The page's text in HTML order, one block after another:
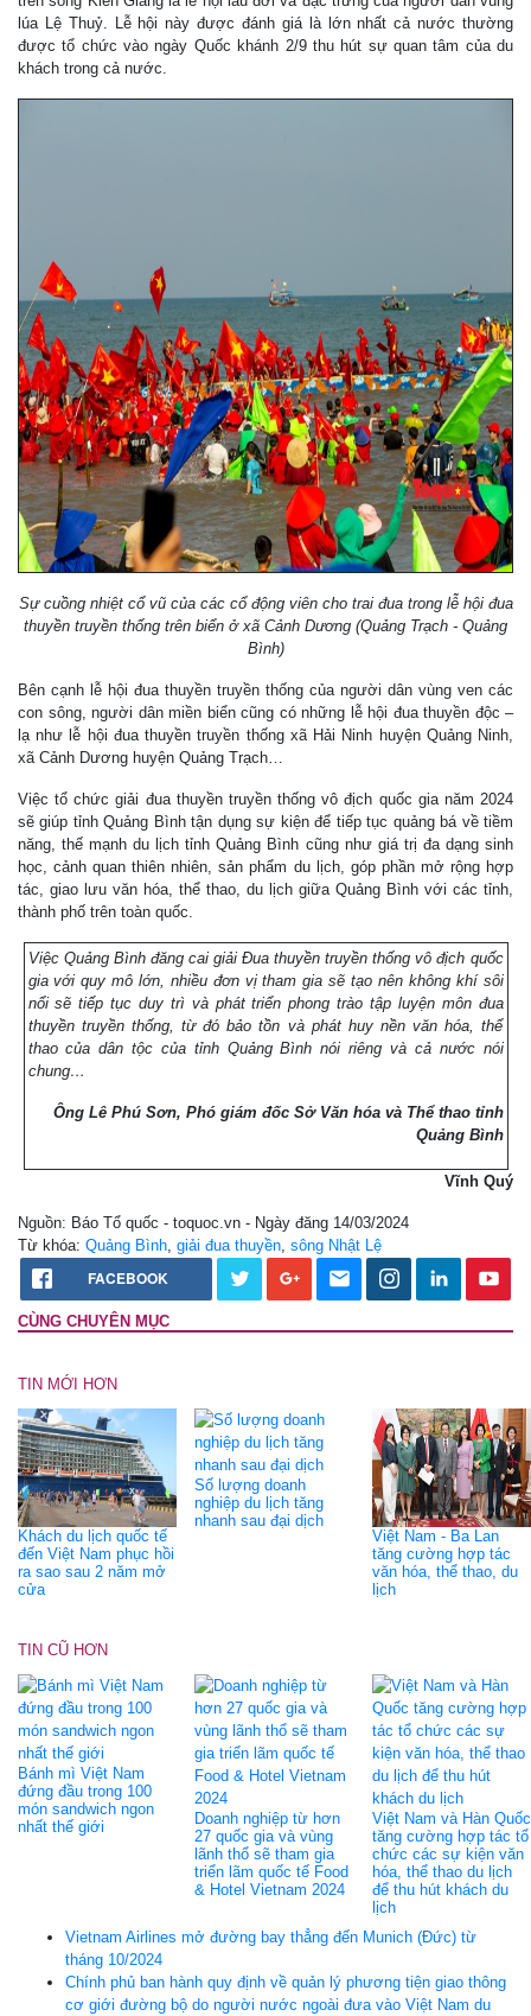
lúa Lệ Thuỷ. Lễ hội này được đánh giá là lớn nhất cả nước thường
được tổ chức vào ngày Quốc khánh 2/9 thu hút sự quan tâm của du
khách trong cả nước.
Sự cuồng nhiệt cổ vũ của các cổ động viên cho trai đua trong lễ hội đua
thuyền truyền thống trên biển ở xã Cảnh Dương (Quảng Trạch - Quảng
Bình)
Bên cạnh lễ hội đua thuyền truyền thống của người dân vùng ven các
con sông, người dân miền biển cũng có những lễ hội đua thuyền độc –
lạ như lễ hội đua thuyền truyền thống xã Hải Ninh huyện Quảng Ninh,
xã Cảnh Dương huyện Quảng Trạch…
Việc tổ chức giải đua thuyền truyền thống vô địch quốc gia năm 2024
sẽ giúp tỉnh Quảng Bình tận dụng sự kiện để tiếp tục quảng bá về tiềm
năng, thế mạnh du lịch tỉnh Quảng Bình cũng như giá trị đa dạng sinh
học, cảnh quan thiên nhiên, sản phẩm du lịch, góp phần mở rộng hợp
tác, giao lưu văn hóa, thể thao, du lịch giữa Quảng Bình với các tỉnh,
thành phố trên toàn quốc.
Việc Quảng Bình đăng cai giải Đua thuyền truyền thống vô địch quốc
gia với quy mô lớn, nhiều đơn vị tham gia sẽ tạo nên không khí sôi
nổi sẽ tiếp tục duy trì và phát triển phong trào tập luyện môn đua
thuyền truyền thống, từ đó bảo tồn và phát huy nền văn hóa, thể
thao của dân tộc của tỉnh Quảng Bình nói riêng và cả nước nói
chung…
Ông Lê Phú Sơn, Phó giám đốc Sở Văn hóa và Thể thao tỉnh
Quảng Bình
Vĩnh Quý
Nguồn: Báo Tổ quốc - toquoc.vn - Ngày đăng 14/03/2024
Từ khóa: Quảng Bình giải đua thuyền sông Nhật Lệ
FACEBOOK
CÙNG CHUYÊN MỤC
TIN MỚI HƠN
Khách du lịch quốc tế
đến Việt Nam phục hồi
ra sao sau 2 năm mở
cửa
Số lượng doanh
nghiệp du lịch tăng
nhanh sau đại dịch
Việt Nam - Ba Lan
tăng cường hợp tác
văn hóa, thể thao, du
lịch
TIN CŨ HƠN
Bánh mì Việt Nam
đứng đầu trong 100
món sandwich ngon
nhất thế giới
Doanh nghiệp từ hơn
27 quốc gia và vùng
lãnh thổ sẽ tham gia
triển lãm quốc tế Food
& Hotel Vietnam 2024
Việt Nam và Hàn Quốc
tăng cường hợp tác tổ
chức các sự kiện văn
hóa, thể thao du lịch
để thu hút khách du
lịch
Vietnam Airlines mở đường bay thẳng đến Munich (Đức) từ
tháng 10/2024
Chính phủ ban hành quy định về quản lý phương tiện giao thông
cơ giới đường bộ do người nước ngoài đưa vào Việt Nam du